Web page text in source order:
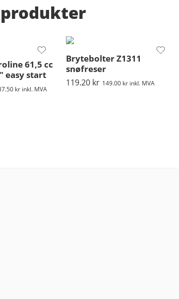
61,5 cc
easy start
kr inkl. MVA
Brytebolter Z1311
snøfreser
119.20 kr 149.00 kr inkl. MVA